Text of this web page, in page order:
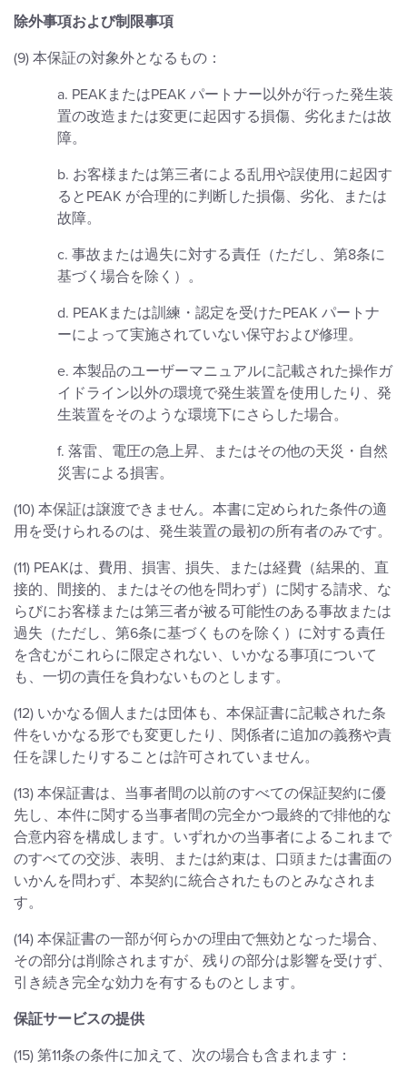
除外事項および制限事項
(9) 本保証の対象外となるもの：
a. PEAKまたはPEAK パートナー以外が行った発生装
置の改造または変更に起因する損傷、劣化または故
障。
b. お客様または第三者による乱用や誤使用に起因す
るとPEAK が合理的に判断した損傷、劣化、または
故障。
c. 事故または過失に対する責任（ただし、第8条に
基づく場合を除く）。
d. PEAKまたは訓練・認定を受けたPEAK パートナ
ーによって実施されていない保守および修理。
e. 本製品のユーザーマニュアルに記載された操作ガ
イドライン以外の環境で発生装置を使用したり、発
生装置をそのような環境下にさらした場合。
f. 落雷、電圧の急上昇、またはその他の天災・自然
災害による損害。
(10) 本保証は譲渡できません。本書に定められた条件の適
用を受けられるのは、発生装置の最初の所有者のみです。
(11) PEAKは、費用、損害、損失、または経費（結果的、直
接的、間接的、またはその他を問わず）に関する請求、な
らびにお客様または第三者が被る可能性のある事故または
過失（ただし、第6条に基づくものを除く）に対する責任
を含むがこれらに限定されない、いかなる事項について
も、一切の責任を負わないものとします。
(12) いかなる個人または団体も、本保証書に記載された条
件をいかなる形でも変更したり、関係者に追加の義務や責
任を課したりすることは許可されていません。
(13) 本保証書は、当事者間の以前のすべての保証契約に優
先し、本件に関する当事者間の完全かつ最終的で排他的な
合意内容を構成します。いずれかの当事者によるこれまで
のすべての交渉、表明、または約束は、口頭または書面の
いかんを問わず、本契約に統合されたものとみなされま
す。
(14) 本保証書の一部が何らかの理由で無効となった場合、
その部分は削除されますが、残りの部分は影響を受けず、
引き続き完全な効力を有するものとします。
保証サービスの提供
(15) 第11条の条件に加えて、次の場合も含まれます：